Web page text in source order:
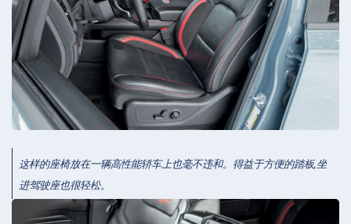
这样的座椅放在一辆高性能轿车上也毫不违和。得益于方便的踏板,坐
进驾驶座也很轻松。